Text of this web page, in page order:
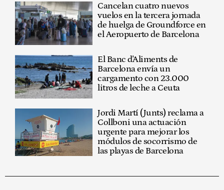
Cancelan cuatro nuevos
vuelos en la tercera jornada
de huelga de Groundforce en
el Aeropuerto de Barcelona
El Banc d'Aliments de
Barcelona envía un
cargamento con 23.000
litros de leche a Ceuta
Jordi Martí (Junts) reclama a
Collboni una actuación
urgente para mejorar los
módulos de socorrismo de
las playas de Barcelona